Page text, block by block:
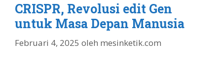
CRISPR, Revolusi edit Gen
untuk Masa Depan Manusia
Februari 4, 2025 oleh mesinketik.com